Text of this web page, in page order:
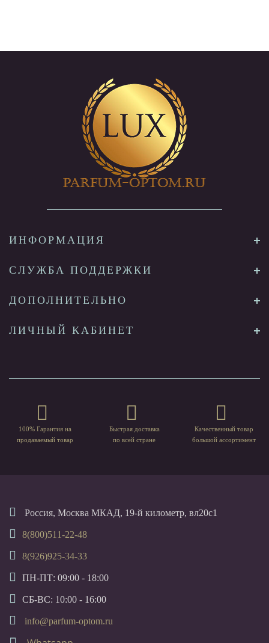
ИНФОРМАЦИЯ
СЛУЖБА ПОДДЕРЖКИ
ДОПОЛНИТЕЛЬНО
ЛИЧНЫЙ КАБИНЕТ
100% Гарантия на
продаваемый товар
Быстрая доставка
по всей стране
Качественный товар
большой ассортимент
Россия, Москва МКАД, 19-й километр, вл20с1
8(800)511-22-48
8(926)925-34-33
ПН-ПТ: 09:00 - 18:00
СБ-ВС: 10:00 - 16:00
info@parfum-optom.ru